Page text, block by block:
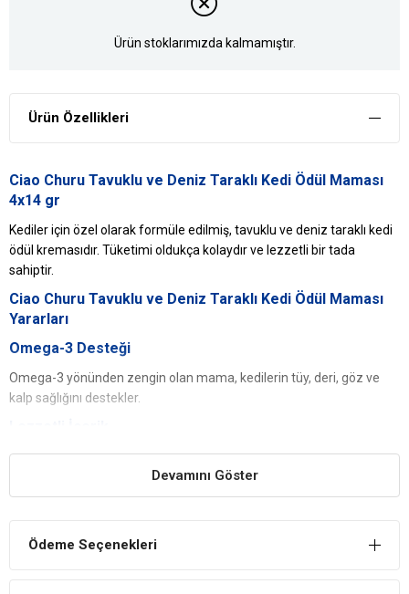
Ürün stoklarımızda kalmamıştır.
Ürün Özellikleri
Ciao Churu Tavuklu ve Deniz Taraklı Kedi Ödül Maması
4x14 gr
Kediler için özel olarak formüle edilmiş, tavuklu ve deniz taraklı kedi
ödül kremasıdır. Tüketimi oldukça kolaydır ve lezzetli bir tada
sahiptir.
Ciao Churu Tavuklu ve Deniz Taraklı Kedi Ödül Maması
Yararları
Omega-3 Desteği
Omega-3 yönünden zengin olan mama, kedilerin tüy, deri, göz ve
kalp sağlığını destekler.
Tavuk ve deniz mahsulleri içeren mama, kedilerin damak tadına
Kedi ödül kremasının tüketimi son derece kolaydır.
Devamını Göster
Ödeme Seçenekleri